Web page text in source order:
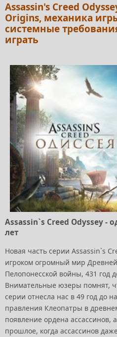
Assassin's Creed
Origins, механика
системные
играть
Assassin`s Creed Odyssey -
лет
Новая часть серии Assassin`s
игроком огромный мир
Пелопонесской войны, 431 год
Внимательные юзеры помнят,
серии отнесла нас в 49 год до
правления Клеопатры в
появление ордена ассассинов,
прошлое, когда ассассинов